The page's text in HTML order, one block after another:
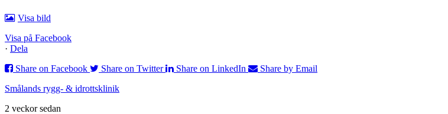
Visa bild
Visa på Facebook
· Dela
Share on Facebook
Share on Twitter Share on LinkedIn
Share by Email
Smålands rygg- & idrottsklinik
2 veckor sedan